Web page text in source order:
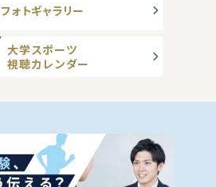
フォトギャラリー
大学スポーツ
視聴カレンダー